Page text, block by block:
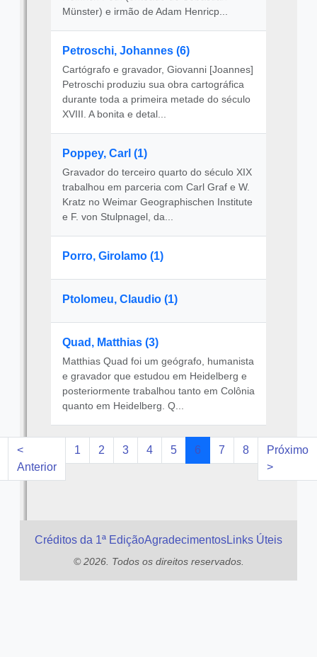
Münster) e irmão de Adam Henricp...
Petroschi, Johannes (6)
Cartógrafo e gravador, Giovanni [Joannes]
Petroschi produziu sua obra cartográfica
durante toda a primeira metade do século
XVIII. A bonita e detal...
Poppey, Carl (1)
Gravador do terceiro quarto do século XIX
trabalhou em parceria com Carl Graf e W.
Kratz no Weimar Geographischen Institute
e F. von Stulpnagel, da...
Porro, Girolamo (1)
Ptolomeu, Claudio (1)
Quad, Matthias (3)
Matthias Quad foi um geógrafo, humanista
e gravador que estudou em Heidelberg e
posteriormente trabalhou tanto em Colônia
quanto em Heidelberg. Q...
<
Anterior
1 2 3 4 5 6 7 8
Próximo
>
Créditos da 1ª EdiçãoAgradecimentosLinks Úteis
© 2026. Todos os direitos reservados.